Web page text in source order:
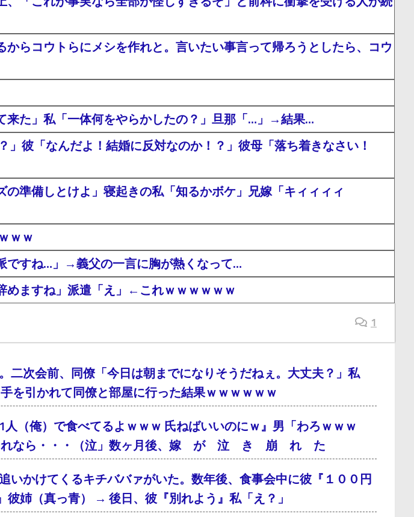
らコウトらにメシを作れと。言いたい事言って帰ろうとしたら、コウ
来た」私「一体何をやらかしたの？」旦那「…」→結果…
彼「なんだよ！結婚に反対なのか！？」彼母「落ち着きなさい！
準備しとけよ」寝起きの私「知るかボケ」兄嫁「キィィィィ
ｗｗ
ですね…」→義父の一言に胸が熱くなって…
めますね」派遣「え」←これｗｗｗｗｗｗ
1
二次会前、同僚「今日は朝までになりそうだねぇ。大丈夫？」私
を引かれて同僚と部屋に行った結果ｗｗｗｗｗｗ
（俺）で食べてるよｗｗｗ 氏ねばいいのにｗ』男「わろｗｗｗ
れなら・・・（泣」数ヶ月後、嫁 が 泣 き 崩 れ た
いかけてくるキチババァがいた。数年後、食事会中に彼『１００円
彼姉（真っ青） → 後日、彼『別れよう』私「え？」